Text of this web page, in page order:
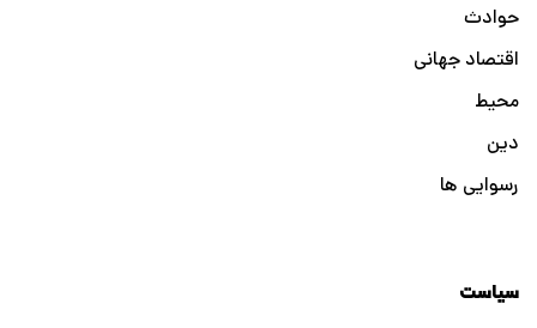
حوادث
اقتصاد جهانی
محیط
دین
رسوایی ها
سیاست